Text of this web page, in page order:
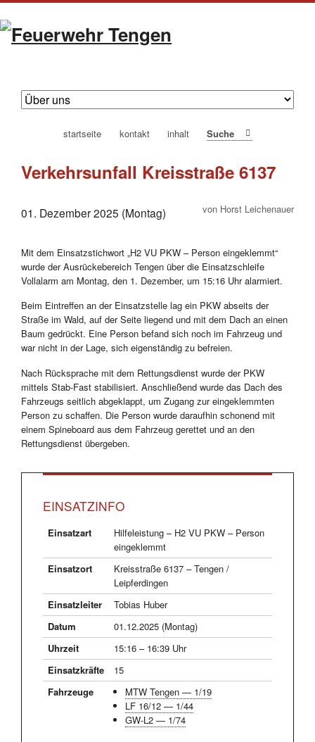
navigation
startseite kontakt inhalt
Verkehrsunfall Kreisstraße 6137
01. Dezember 2025 (Montag) von Horst Leichenauer
Mit dem Einsatzstichwort „H2 VU PKW – Person eingeklemmt“
wurde der Ausrückebereich Tengen über die Einsatzschleife
Vollalarm am Montag, den 1. Dezember, um 15:16 Uhr alarmiert.
Beim Eintreffen an der Einsatzstelle lag ein PKW abseits der
Straße im Wald, auf der Seite liegend und mit dem Dach an einen
Baum gedrückt. Eine Person befand sich noch im Fahrzeug und
war nicht in der Lage, sich eigenständig zu befreien.
Nach Rücksprache mit dem Rettungsdienst wurde der PKW
mittels Stab-Fast stabilisiert. Anschließend wurde das Dach des
Fahrzeugs seitlich abgeklappt, um Zugang zur eingeklemmten
Person zu schaffen. Die Person wurde daraufhin schonend mit
einem Spineboard aus dem Fahrzeug gerettet und an den
Rettungsdienst übergeben.
EINSATZINFO
Einsatzart
Hilfeleistung – H2 VU PKW – Person
eingeklemmt
Einsatzort
Kreisstraße 6137 – Tengen /
Leipferdingen
Einsatzleiter
Tobias Huber
Datum
01.12.2025 (Montag)
Uhrzeit
15:16 – 16:39 Uhr
Einsatzkräfte
15
Fahrzeuge
MTW Tengen — 1/19
LF 16/12 — 1/44
GW-L2 — 1/74